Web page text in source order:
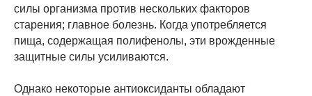
силы организма против нескольких факторов
старения; главное болезнь. Когда употребляется
пища, содержащая полифенолы, эти врожденные
защитные силы усиливаются.
Однако некоторые антиоксиданты обладают